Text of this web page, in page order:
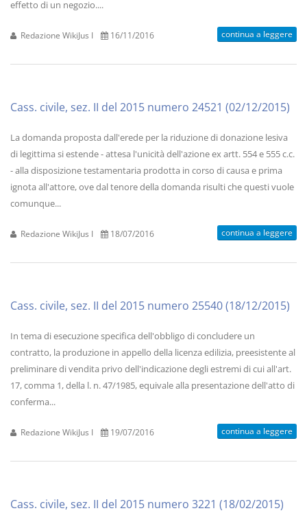
effetto di un negozio....
Redazione WikiJus I 16/11/2016 continua a leggere
Cass. civile, sez. II del 2015 numero 24521 (02/12/2015)
La domanda proposta dall'erede per la riduzione di donazione lesiva
di legittima si estende - attesa l'unicità dell'azione ex artt. 554 e 555 c.c.
- alla disposizione testamentaria prodotta in corso di causa e prima
ignota all'attore, ove dal tenore della domanda risulti che questi vuole
comunque...
Redazione WikiJus I 18/07/2016 continua a leggere
Cass. civile, sez. II del 2015 numero 25540 (18/12/2015)
In tema di esecuzione specifica dell'obbligo di concludere un
contratto, la produzione in appello della licenza edilizia, preesistente al
preliminare di vendita privo dell'indicazione degli estremi di cui all'art.
17, comma 1, della l. n. 47/1985, equivale alla presentazione dell'atto di
conferma...
Redazione WikiJus I 19/07/2016 continua a leggere
Cass. civile, sez. II del 2015 numero 3221 (18/02/2015)